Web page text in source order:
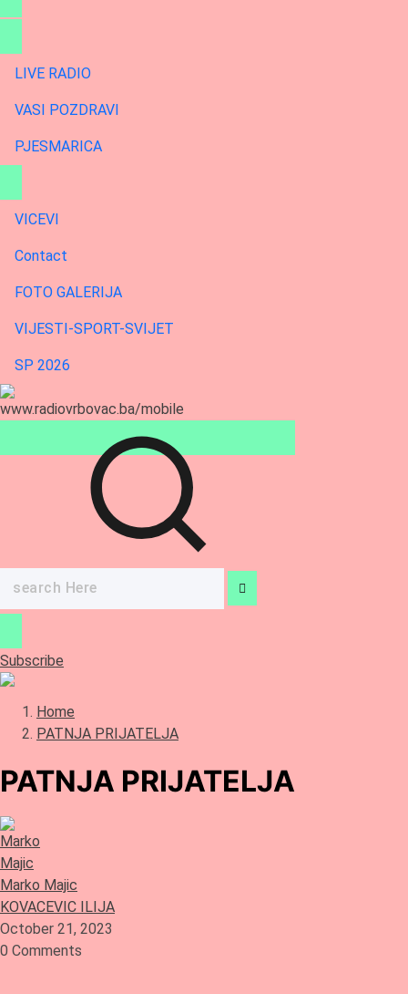
LIVE RADIO
VASI POZDRAVI
PJESMARICA
VICEVI
Contact
FOTO GALERIJA
VIJESTI-SPORT-SVIJET
SP 2026
Subscribe
Home
PATNJA PRIJATELJA
PATNJA PRIJATELJA
Marko Majic
KOVACEVIC ILIJA
October 21, 2023
0 Comments